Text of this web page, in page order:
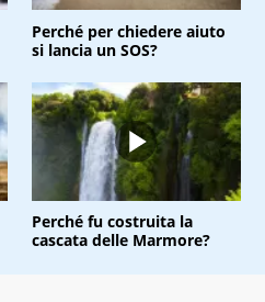
Perché per chiedere aiuto
si lancia un SOS?
Perché fu costruita la
cascata delle Marmore?